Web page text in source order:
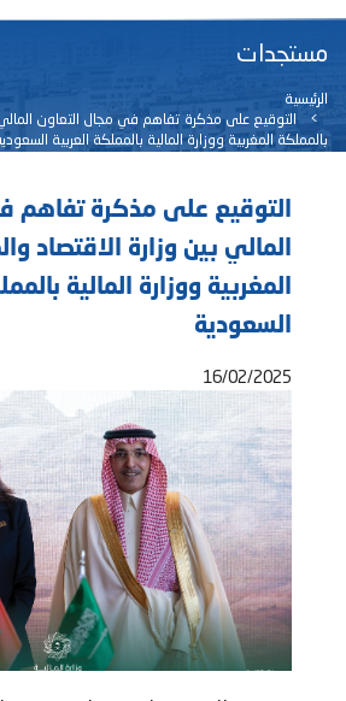
مستجدات
الرئيسية
التوقيع على مذكرة تفاهم في مجال التعاون المالي
بالمملكة المغربية ووزارة المالية بالمملكة العربية
التوقيع على مذكرة تفاهم
المالي بين وزارة الاقتصاد
المغربية ووزارة المالية
السعودية
16/02/2025